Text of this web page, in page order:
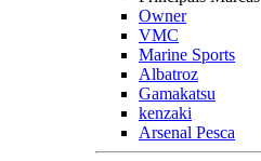
Owner
VMC
Marine Sports
Albatroz
Gamakatsu
kenzaki
Arsenal Pesca